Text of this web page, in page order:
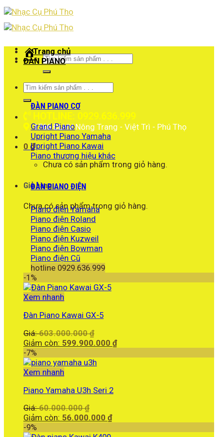
Skip
content
Tìm
kiếm:
Tìm
kiếm:
HOTLINE: 0929.636.999
1766 ĐLHV Nông Trang - Việt Trì - Phú Thọ
0 ₫
Chưa có sản phẩm trong giỏ hàng.
Giỏ hàng
Chưa có sản phẩm trong giỏ hàng.
Trang chủ
ĐÀN PIANO
ĐÀN PIANO CƠ
Grand Piano
Upright Piano Yamaha
Upright Piano Kawai
Piano thương hiệu khác
ĐÀN PIANO ĐIỆN
Piano điện Yamaha
Piano điện Roland
Piano điện Casio
Piano điện Kuzweil
Piano điện Bowman
Piano điện Cũ
hotline 0929.636.999
-1%
Xem nhanh
Đàn Piano Kawai GX-5
Giá:603.000.000₫
gốc
Giảm còn: 599.900.000 ₫Giá
-7%
Xem nhanh
Piano Yamaha U3h Seri 2
Giá:60.000.000₫
gốc
Giảm còn: 56.000.000 ₫Giá
-9%